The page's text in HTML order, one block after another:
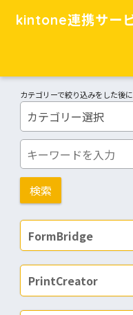
kintone連携サー
カテゴリーで絞り込みをした後
FormBridge
PrintCreator